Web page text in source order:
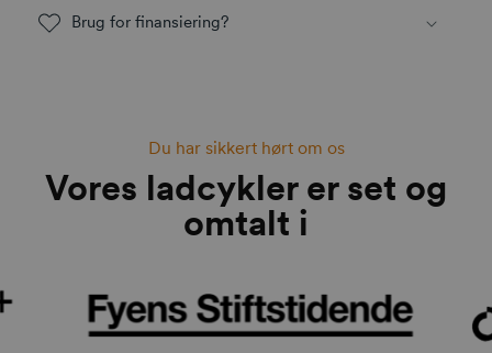
Brug for finansiering?
Du har sikkert hørt om os
Vores ladcykler er set og
omtalt i